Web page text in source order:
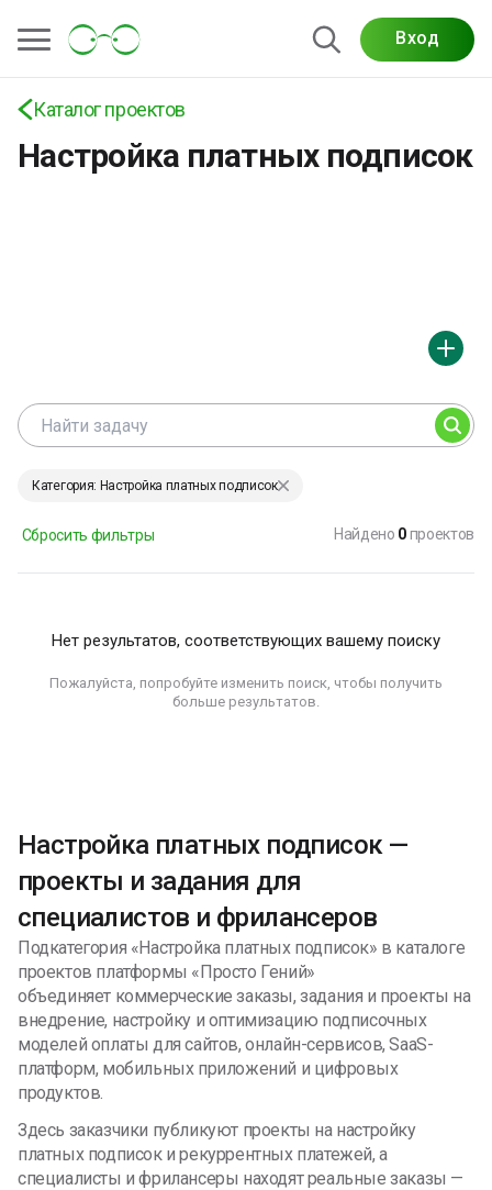
Вход
Каталог проектов
Настройка платных подписок
Проекты по настройке платных подписок:
рекуррентные платежи, тарифы, SaaS-модели и
Категория: Настройка платных подписок
Сбросить фильтры Найдено 0проектов
Нет результатов, соответствующих вашему поиску
Пожалуйста, попробуйте изменить поиск, чтобы получить
больше результатов.
Настройка платных подписок —
проекты и задания для
специалистов и фрилансеров
Подкатегория «Настройка платных подписок» в каталоге
проектов платформы «Просто Гений»
объединяет коммерческие заказы, задания и проекты на
внедрение, настройку и оптимизацию подписочных
моделей оплаты для сайтов, онлайн-сервисов, SaaS-
платформ, мобильных приложений и цифровых
продуктов.
Здесь заказчики публикуют проекты на настройку
платных подписок и рекуррентных платежей, а
специалисты и фрилансеры находят реальные заказы —